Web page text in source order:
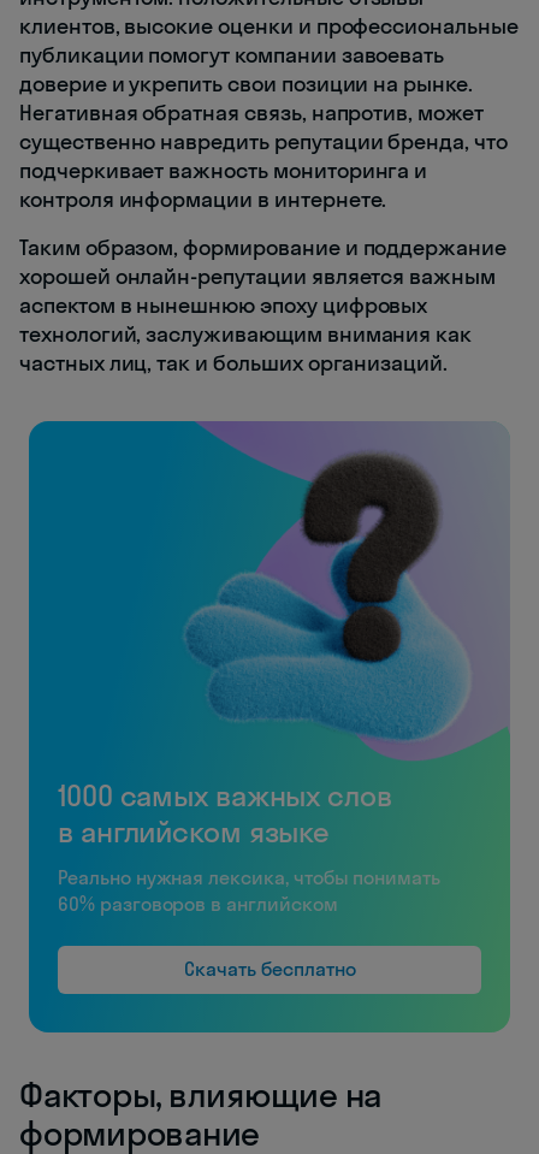
клиентов, высокие оценки и профессиональные
публикации помогут компании завоевать
доверие и укрепить свои позиции на рынке.
Негативная обратная связь, напротив, может
существенно навредить репутации бренда, что
подчеркивает важность мониторинга и
контроля информации в интернете.
Таким образом, формирование и поддержание
хорошей онлайн-репутации является важным
аспектом в нынешнюю эпоху цифровых
технологий, заслуживающим внимания как
частных лиц, так и больших организаций.
1000 самых важных слов
в английском языке
Реально нужная лексика, чтобы понимать
60% разговоров в английском
Скачать бесплатно
Факторы, влияющие на
формирование